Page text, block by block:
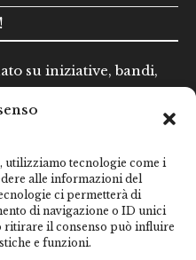
tecnologie come i
alle informazioni del
ci permetterà di
di navigazione o ID unici
ritirare il consenso può influire
e funzioni.
su iniziative, bandi,